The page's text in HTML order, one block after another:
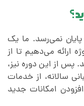
نمی‌رسد. ما یک
ارائه می‌دهیم تا از
پس از این دوره نیز،
سالانه، از خدمات
امکانات جدید